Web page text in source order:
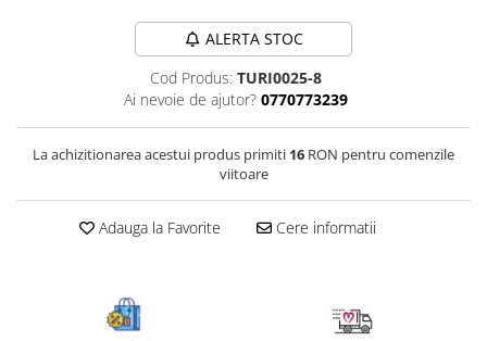
Bijuterii piatra lunii
Bijuterii rodocrozit
Bijuterii sidef si abalone
ALERTA STOC
Cod Produs: TURI0025-8
Ai nevoie de ajutor? 0770773239
La achizitionarea acestui produs primiti 16 RON pentru comenzile
viitoare
Adauga la Favorite Cere informatii